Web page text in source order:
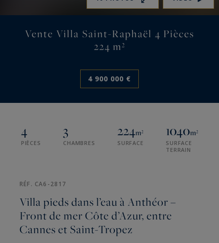
Vente Villa Saint-Raphaël 4 Pièces
224 m²
4 900 000 €
4
PIÈCES
3
CHAMBRES
224m²
SURFACE
1040m²
SURFACE
TERRAIN
RÉF. CA6-2817
Villa pieds dans l’eau à Anthéor –
Front de mer Côte d’Azur, entre
Cannes et Saint-Tropez